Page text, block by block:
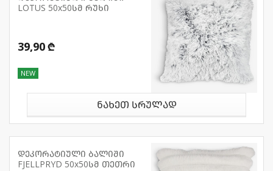
LOTUS 50x50სმ რუხი
39,90 ₾
NEW
ნახეთ სრულად
დეკორატიული ბალიში
FJELLPRYD 50x50სმ თეთრი